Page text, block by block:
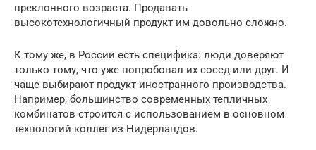
преклонного возраста. Продавать
высокотехнологичный продукт им довольно сложно.
К тому же, в России есть специфика: люди доверяют
только тому, что уже попробовал их сосед или друг. И
чаще выбирают продукт иностранного производства.
Например, большинство современных тепличных
комбинатов строится с использованием в основном
технологий коллег из Нидерландов.